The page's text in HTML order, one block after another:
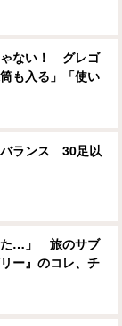
ゃない！ グレゴ
も入る」「使い
バランス 30足以
た…」 旅のサブ
ー』のコレ、チ